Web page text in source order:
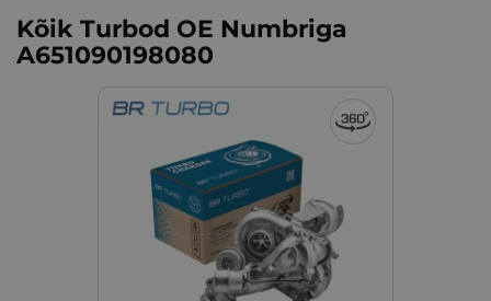
Kõik Turbod OE Numbriga
A651090198080